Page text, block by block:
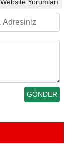
Website Yorumları